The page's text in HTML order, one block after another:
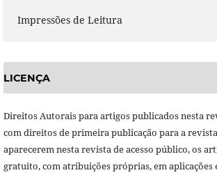
Impressões de Leitura
LICENÇA
Direitos Autorais para artigos publicados nesta
com direitos de primeira publicação para a
aparecerem nesta revista de acesso público, os
gratuito, com atribuições próprias, em aplicações